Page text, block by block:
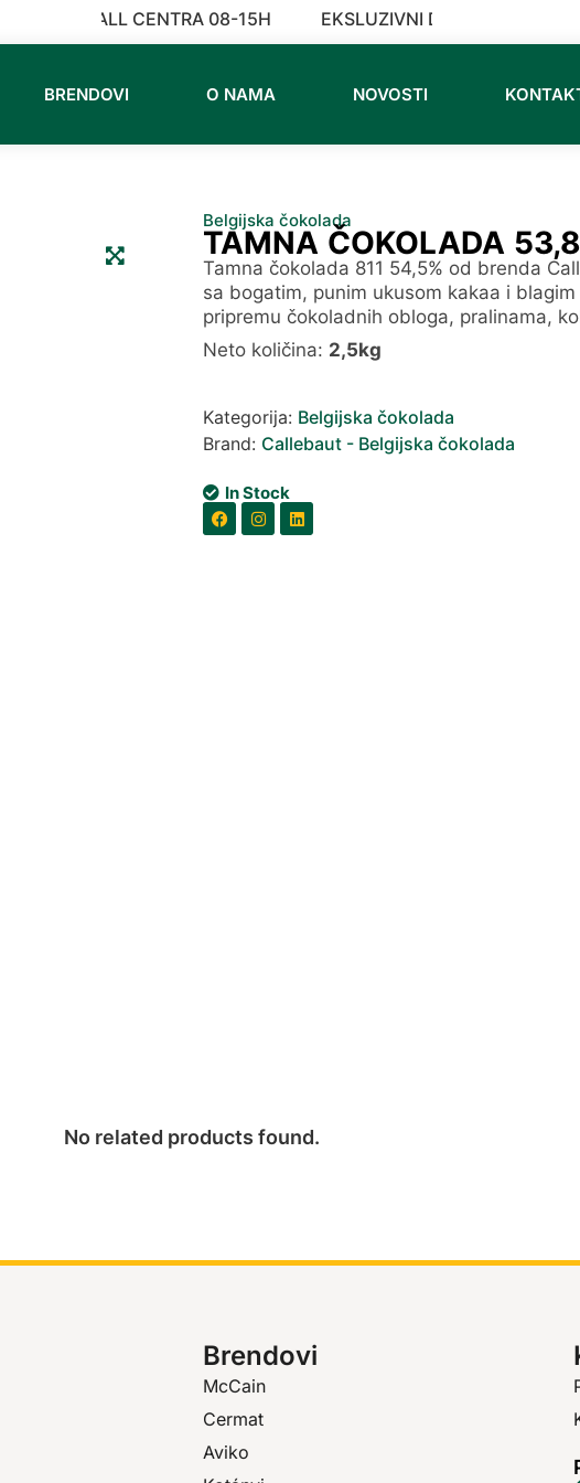
VREME CALL CENTRA 08-15H EKSLUZIVNI DISTRIBUTER
BRENDOVI O NAMA NOVOSTI
Belgijska čokolada
TAMNA ČOKOLADA
Tamna čokolada 811 54,5% od brenda
sa bogatim, punim ukusom kakaa i
pripremu čokoladnih obloga, pralinama,
Neto količina: 2,5kg
Kategorija: Belgijska čokolada
Brand: Callebaut - Belgijska čokolada
In Stock
No related products found.
Brendovi
McCain
Cermat
Aviko